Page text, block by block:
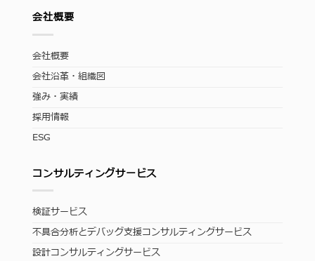
会社概要
会社概要
会社沿革・組織図
強み・実績
採用情報
ESG
コンサルティングサービス
検証サービス
不具合分析とデバッグ支援コンサルティングサービス
設計コンサルティングサービス